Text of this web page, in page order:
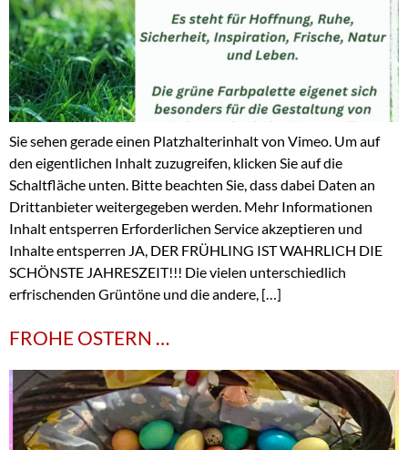
Sie sehen gerade einen Platzhalterinhalt von Vimeo. Um auf
den eigentlichen Inhalt zuzugreifen, klicken Sie auf die
Schaltfläche unten. Bitte beachten Sie, dass dabei Daten an
Drittanbieter weitergegeben werden. Mehr Informationen
Inhalt entsperren Erforderlichen Service akzeptieren und
Inhalte entsperren JA, DER FRÜHLING IST WAHRLICH DIE
SCHÖNSTE JAHRESZEIT!!! Die vielen unterschiedlich
erfrischenden Grüntöne und die andere, […]
FROHE OSTERN …